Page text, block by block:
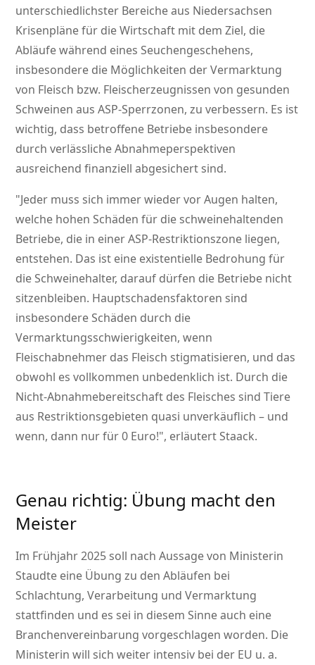
unterschiedlichster Bereiche aus Niedersachsen
Krisenpläne für die Wirtschaft mit dem Ziel, die
Abläufe während eines Seuchengeschehens,
insbesondere die Möglichkeiten der Vermarktung
von Fleisch bzw. Fleischerzeugnissen von gesunden
Schweinen aus ASP-Sperrzonen, zu verbessern. Es ist
wichtig, dass betroffene Betriebe insbesondere
durch verlässliche Abnahmeperspektiven
ausreichend finanziell abgesichert sind.
Jeder muss sich immer wieder vor Augen halten,
welche hohen Schäden für die schweinehaltenden
Betriebe, die in einer ASP-Restriktionszone liegen,
entstehen. Das ist eine existentielle Bedrohung für
die Schweinehalter, darauf dürfen die Betriebe nicht
sitzenbleiben. Hauptschadensfaktoren sind
insbesondere Schäden durch die
Vermarktungsschwierigkeiten, wenn
Fleischabnehmer das Fleisch stigmatisieren, und das
obwohl es vollkommen unbedenklich ist. Durch die
Nicht-Abnahmebereitschaft des Fleisches sind Tiere
aus Restriktionsgebieten quasi unverkäuflich – und
wenn, dann nur für 0 Euro! , erläutert Staack.
Genau richtig: Übung macht den
Meister
Im Frühjahr 2025 soll nach Aussage von Ministerin
Staudte eine Übung zu den Abläufen bei
Schlachtung, Verarbeitung und Vermarktung
stattfinden und es sei in diesem Sinne auch eine
Branchenvereinbarung vorgeschlagen worden. Die
Ministerin will sich weiter intensiv bei der EU u. a.